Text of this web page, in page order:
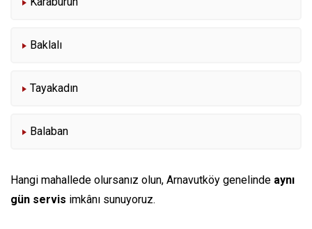
Baklalı
Tayakadın
Balaban
Hangi mahallede olursanız olun, Arnavutköy genelinde aynı
gün servis imkânı sunuyoruz.